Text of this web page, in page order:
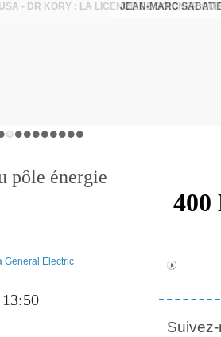
JEAN-MARC
pôle énergie